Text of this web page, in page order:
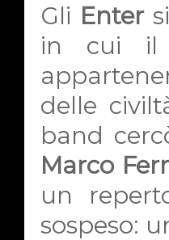
Gli Enter
in cui il
delle
band
Marco
un
sospeso: